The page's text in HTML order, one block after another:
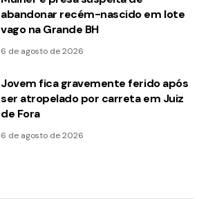
abandonar recém-nascido em lote
vago na Grande BH
6 de agosto de 2026
Jovem fica gravemente ferido após
ser atropelado por carreta em Juiz
de Fora
6 de agosto de 2026